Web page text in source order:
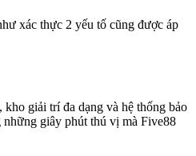
xác thực 2 yếu tố cũng được áp
giải trí đa dạng và hệ thống bảo
giây phút thú vị mà Five88